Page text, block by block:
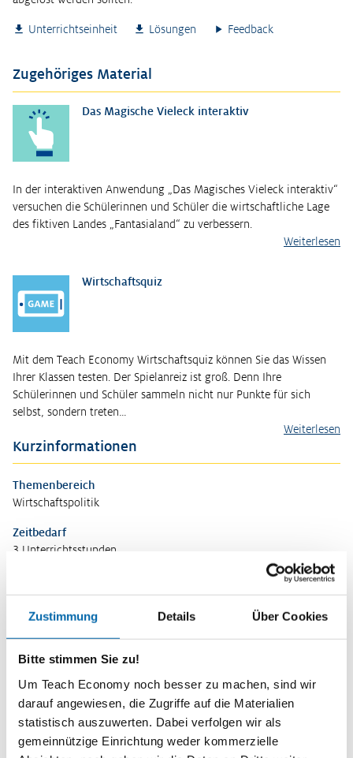
Zustimmung Details Über Cookies
Bitte stimmen Sie zu!
Um Teach Economy noch besser zu machen, sind wir
darauf angewiesen, die Zugriffe auf die Materialien
statistisch auszuwerten. Dabei verfolgen wir als
gemeinnützige Einrichtung weder kommerzielle
Unterrichtseinheit Lösungen Feedback
Zugehöriges Material
Das Magische Vieleck interaktiv
In der interaktiven Anwendung „Das Magisches Vieleck interaktiv“
versuchen die Schülerinnen und Schüler die wirtschaftliche Lage
des fiktiven Landes „Fantasialand“ zu verbessern.
Weiterlesen
Wirtschaftsquiz
Mit dem Teach Economy Wirtschaftsquiz können Sie das Wissen
Ihrer Klassen testen. Der Spielanreiz ist groß. Denn Ihre
Schülerinnen und Schüler sammeln nicht nur Punkte für sich
selbst, sondern treten…
Weiterlesen
Kurzinformationen
Themenbereich
Wirtschaftspolitik
Zeitbedarf
3 Unterrichtsstunden
Sekundarstufe II
Konjunktur, Preisniveaustabilität,
Wirtschaftskreislauf
Kompetenzen
Die Schülerinnen und Schüler …